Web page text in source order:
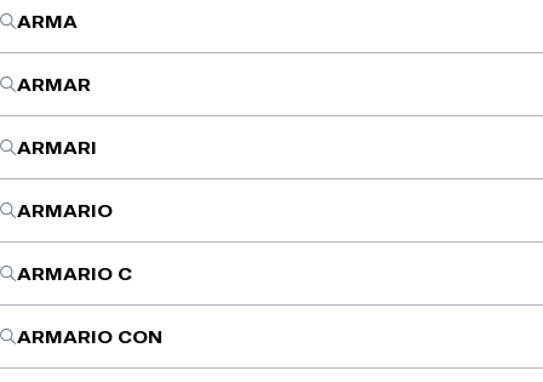
ARMA
ARMAR
ARMARI
ARMARIO
ARMARIO C
ARMARIO CON